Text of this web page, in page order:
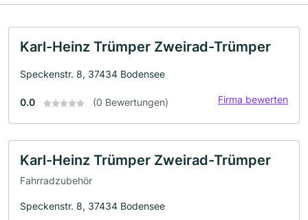
Karl-Heinz Trümper Zweirad-Trümper
Speckenstr. 8, 37434 Bodensee
0.0 (0 Bewertungen) Firma bewerten
Karl-Heinz Trümper Zweirad-Trümper
Fahrradzubehör
Speckenstr. 8, 37434 Bodensee